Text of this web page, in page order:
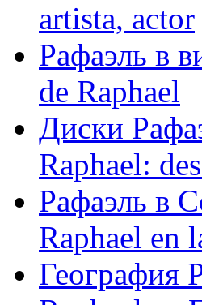
artista, actor
Рафаэль в
de Raphael
Диски
Raphael:
Рафаэль в
Raphael en
География